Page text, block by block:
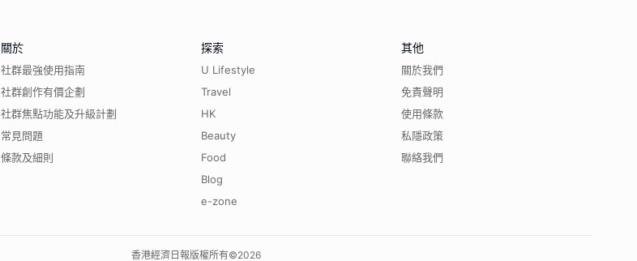
關於
社群最強使用指南
社群創作有價企劃
社群焦點功能及升級計劃
常見問題
條款及細則
探索
U Lifestyle
Travel
HK
Beauty
Food
Blog
e-zone
其他
關於我們
免責聲明
使用條款
私隱政策
聯絡我們
香港經濟日報版權所有©2026